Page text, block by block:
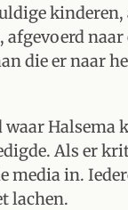
kinderen,
die er naar
waar
Als er
in.
lachen.